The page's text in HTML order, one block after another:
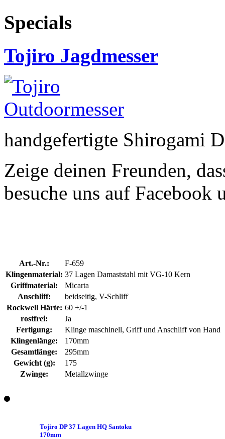
Specials
Tojiro Jagdmesser
handgefertigte Shirogami
Zeige deinen Freunden,
besuche uns auf Facebook
Art.-Nr.:
F-659
Klingenmaterial: 37 Lagen Damaststahl mit VG-10 Kern
Griffmaterial:
Micarta
Anschliff:
beidseitig, V-Schliff
Rockwell Härte: 60 +/-1
rostfrei:
Ja
Fertigung:
Klinge maschinell, Griff und Anschliff von Hand
Klingenlänge:
170mm
Gesamtlänge:
295mm
Gewicht (g):
175
Zwinge:
Metallzwinge
Tojiro DP 37 Lagen HQ Santoku
170mm